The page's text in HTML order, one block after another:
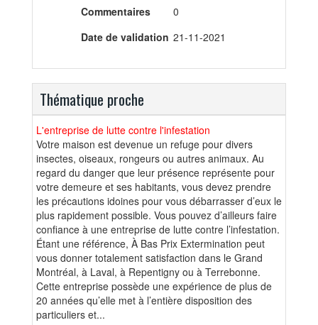
Commentaires
0
Date de validation 21-11-2021
Thématique proche
L'entreprise de lutte contre l'infestation
Votre maison est devenue un refuge pour divers
insectes, oiseaux, rongeurs ou autres animaux. Au
regard du danger que leur présence représente pour
votre demeure et ses habitants, vous devez prendre
les précautions idoines pour vous débarrasser d’eux le
plus rapidement possible. Vous pouvez d’ailleurs faire
confiance à une entreprise de lutte contre l’infestation.
Étant une référence, À Bas Prix Extermination peut
vous donner totalement satisfaction dans le Grand
Montréal, à Laval, à Repentigny ou à Terrebonne.
Cette entreprise possède une expérience de plus de
20 années qu’elle met à l’entière disposition des
particuliers et...